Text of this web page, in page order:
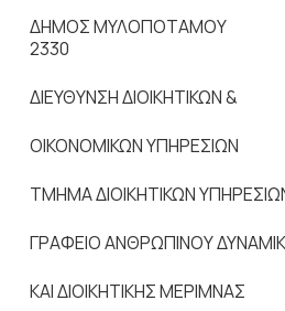
ΔΗΜΟΣ
2330
ΔΙΕΥΘΥΝΣΗ ΔΙΟΙΚΗΤΙΚΩΝ &
ΟΙΚΟΝΟΜΙΚΩΝ ΥΠΗΡΕΣΙΩΝ
ΤΜΗΜΑ ΔΙΟΙΚΗΤΙΚΩΝ
ΓΡΑΦΕΙΟ ΑΝΘΡΩΠΙΝΟΥ
ΚΑΙ ΔΙΟΙΚΗΤΙΚΗΣ ΜΕΡΙΜΝΑΣ